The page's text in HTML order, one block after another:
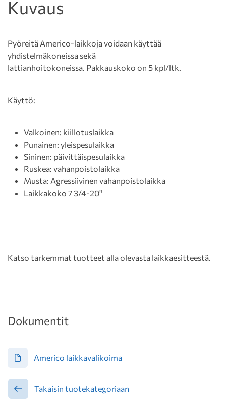
Kuvaus
Pyöreitä Americo-laikkoja voidaan käyttää
yhdistelmäkoneissa sekä
lattianhoitokoneissa. Pakkauskoko on 5 kpl/ltk.
Käyttö:
Valkoinen: kiillotuslaikka
Punainen: yleispesulaikka
Sininen: päivittäispesulaikka
Ruskea: vahanpoistolaikka
Musta: Agressiivinen vahanpoistolaikka
Laikkakoko 7 3/4-20"
Katso tarkemmat tuotteet alla olevasta laikkaesitteestä.
Dokumentit
Americo laikkavalikoima
Takaisin tuotekategoriaan